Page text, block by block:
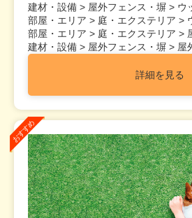
建材・設備 > 屋外フェンス・塀 > ウ
部屋・エリア > 庭・エクステリア >
部屋・エリア > 庭・エクステリア >
建材・設備 > 屋外フェンス・塀 > 屋
詳細を見る